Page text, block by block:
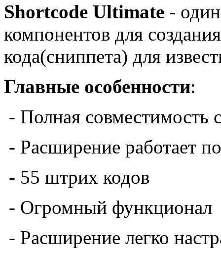
Shortcode Ultimate -
компонентов для
кода(сниппета) для
Главные особенности:
- Полная совместимость
- Расширение работает
- 55 штрих кодов
- Огромный функционал
- Расширение легко